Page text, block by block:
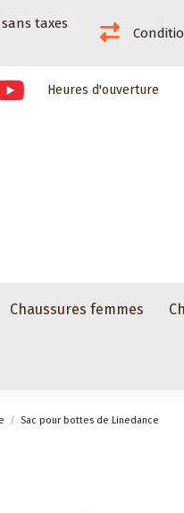
taxes
Heures d'ouverture
Chaussures femmes
Sac pour bottes de Linedance